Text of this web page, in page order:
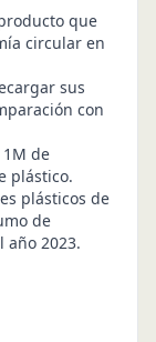
que
circular en
sus
con
de
plástico.
plásticos de
de
año 2023.